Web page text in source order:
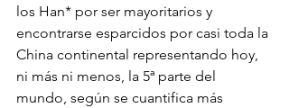
los Han* por ser mayoritarios y
encontrarse esparcidos por casi toda la
China continental representando hoy,
ni más ni menos, la 5ª parte del
mundo, según se cuantifica más